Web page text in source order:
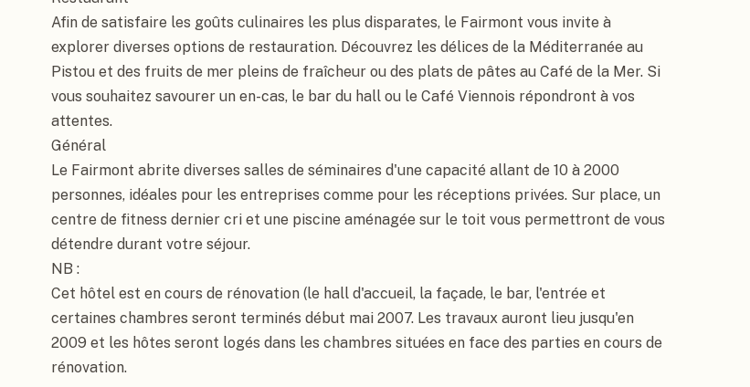
Afin de satisfaire les goûts culinaires les plus disparates, le Fairmont vous invite à
explorer diverses options de restauration. Découvrez les délices de la Méditerranée au
Pistou et des fruits de mer pleins de fraîcheur ou des plats de pâtes au Café de la Mer. Si
vous souhaitez savourer un en-cas, le bar du hall ou le Café Viennois répondront à vos
attentes.
Général
Le Fairmont abrite diverses salles de séminaires d'une capacité allant de 10 à 2000
personnes, idéales pour les entreprises comme pour les réceptions privées. Sur place, un
centre de fitness dernier cri et une piscine aménagée sur le toit vous permettront de vous
détendre durant votre séjour.
NB :
Cet hôtel est en cours de rénovation (le hall d'accueil, la façade, le bar, l'entrée et
certaines chambres seront terminés début mai 2007. Les travaux auront lieu jusqu'en
2009 et les hôtes seront logés dans les chambres situées en face des parties en cours de
rénovation.